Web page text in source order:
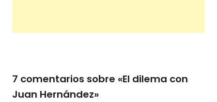
7 comentarios sobre «El dilema con
Juan Hernández»